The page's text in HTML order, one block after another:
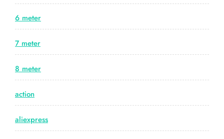
6 meter
7 meter
8 meter
action
aliexpress